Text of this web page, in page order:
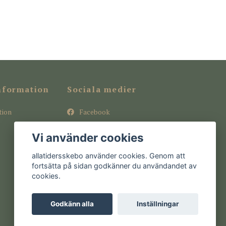
Sociala medier
Facebook
Pinterest
Vi använder cookies
allatidersskebo använder cookies. Genom att
fortsätta på sidan godkänner du användandet av
cookies.
Godkänn alla Inställningar